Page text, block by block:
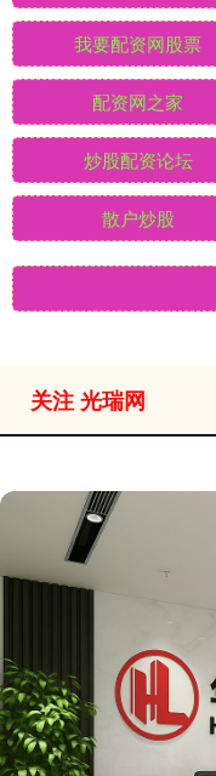
我要配资网股票
配资网之家
炒股配资论坛
散户炒股
关注 光瑞网